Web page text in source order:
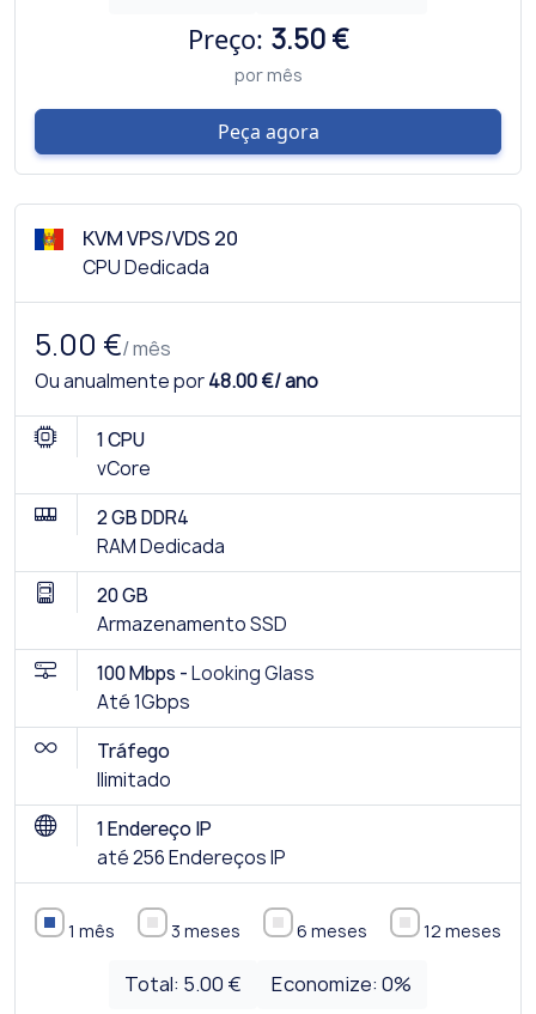
Preço: 3.50 €
por mês
Peça agora
KVM VPS/VDS 20
CPU Dedicada
5.00 €/ mês
Ou anualmente por48.00 €/ ano
1 CPU
vCore
2 GB DDR4
RAM Dedicada
20 GB
Armazenamento SSD
100 Mbps -Looking Glass
Até 1Gbps
Tráfego
Ilimitado
1 Endereço IP
até 256 Endereços IP
1 mês 3 meses 6 meses 12 meses
Total: 5.00 € Economize:0%